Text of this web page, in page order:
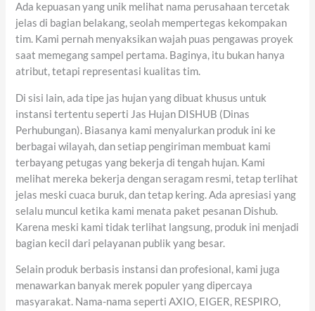
Ada kepuasan yang unik melihat nama perusahaan tercetak
jelas di bagian belakang, seolah mempertegas kekompakan
tim. Kami pernah menyaksikan wajah puas pengawas proyek
saat memegang sampel pertama. Baginya, itu bukan hanya
atribut, tetapi representasi kualitas tim.
Di sisi lain, ada tipe jas hujan yang dibuat khusus untuk
instansi tertentu seperti Jas Hujan DISHUB (Dinas
Perhubungan). Biasanya kami menyalurkan produk ini ke
berbagai wilayah, dan setiap pengiriman membuat kami
terbayang petugas yang bekerja di tengah hujan. Kami
melihat mereka bekerja dengan seragam resmi, tetap terlihat
jelas meski cuaca buruk, dan tetap kering. Ada apresiasi yang
selalu muncul ketika kami menata paket pesanan Dishub.
Karena meski kami tidak terlihat langsung, produk ini menjadi
bagian kecil dari pelayanan publik yang besar.
Selain produk berbasis instansi dan profesional, kami juga
menawarkan banyak merek populer yang dipercaya
masyarakat. Nama-nama seperti AXIO, EIGER, RESPIRO,